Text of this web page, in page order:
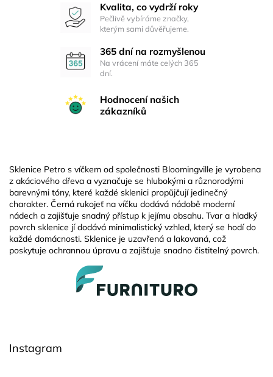
Kvalita, co vydrží roky
Pečlivě vybíráme značky,
kterým sami důvěřujeme.
365 dní na rozmyšlenou
Na vrácení máte celých 365
dní.
Hodnocení našich
zákazníků
Sklenice Petro s víčkem od společnosti Bloomingville je vyrobena
z akáciového dřeva a vyznačuje se hlubokými a různorodými
barevnými tóny, které každé sklenici propůjčují jedinečný
charakter. Černá rukojeť na víčku dodává nádobě moderní
nádech a zajišťuje snadný přístup k jejímu obsahu. Tvar a hladký
povrch sklenice jí dodává minimalistický vzhled, který se hodí do
každé domácnosti. Sklenice je uzavřená a lakovaná, což
poskytuje ochrannou úpravu a zajišťuje snadno čistitelný povrch.
Instagram